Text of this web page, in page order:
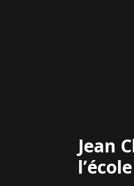
Jean